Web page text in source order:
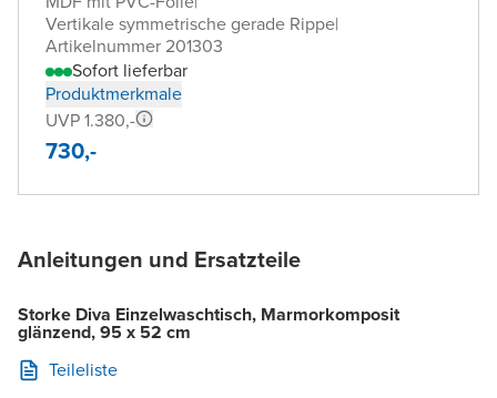
Vertikale symmetrische gerade Rippe|
Artikelnummer 201303
Sofort lieferbar
Produktmerkmale
UVP 1.380,-
730,-
Anleitungen und Ersatzteile
Storke Diva Einzelwaschtisch, Marmorkomposit
glänzend, 95 x 52 cm
Teileliste